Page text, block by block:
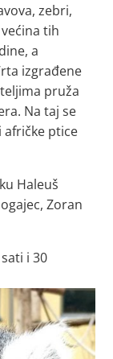
zebri,
tih
a
izgrađene
pruža
Na taj se
afričke ptice
Haleuš
Zoran
i 30